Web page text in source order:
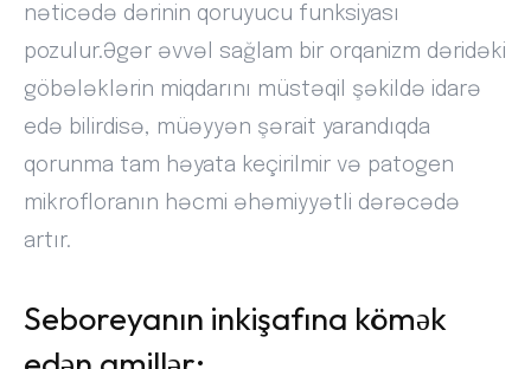
nəticədə dərinin qoruyucu funksiyası
pozulur.Əgər əvvəl sağlam bir orqanizm dəridəki
göbələklərin miqdarını müstəqil şəkildə idarə
edə bilirdisə, müəyyən şərait yarandıqda
qorunma tam həyata keçirilmir və patogen
mikrofloranın həcmi əhəmiyyətli dərəcədə
artır.
Seboreyanın inkişafına kömək